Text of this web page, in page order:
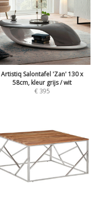
Artistiq Salontafel 'Zan' 130 x
58cm, kleur grijs / wit
€395